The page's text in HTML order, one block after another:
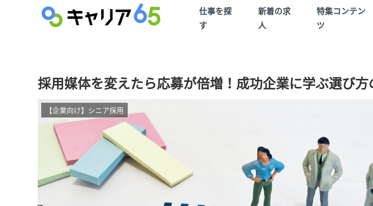
仕事を探
す
新着の求
人
特集コンテン
ツ
採用媒体を変えたら応募が倍増！成功企業に学ぶ選び方
【企業向け】シニア採用